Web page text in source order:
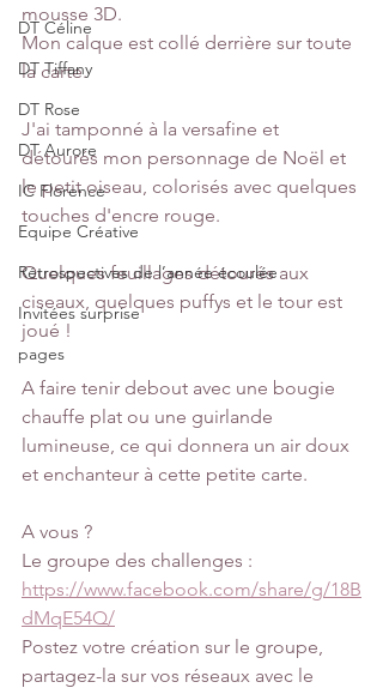
DT Céline
DT Tiffany
DT Rose
DT Aurore
IC Florence
Equipe Créative
Rétrospectives de l’année écoulée
Invitées surprise
pages
mousse 3D.
Mon calque est collé derrière sur toute
la carte.
J'ai tamponné à la versafine et
détourés mon personnage de Noël et
le petit oiseau, colorisés avec quelques
touches d'encre rouge.
Quelques feuillages détourés aux
ciseaux, quelques puffys et le tour est
joué !
A faire tenir debout avec une bougie
chauffe plat ou une guirlande
lumineuse, ce qui donnera un air doux
et enchanteur à cette petite carte.
A vous ?
Le groupe des challenges :
https://www.facebook.com/share/g/18B
dMqE54Q/
Postez votre création sur le groupe,
partagez-la sur vos réseaux avec le